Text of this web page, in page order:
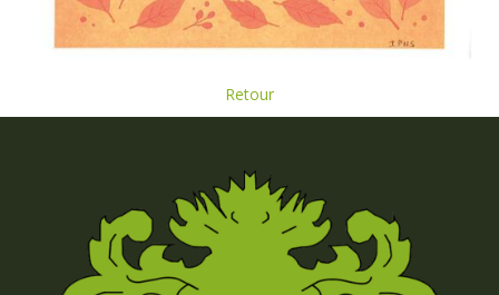
Retour